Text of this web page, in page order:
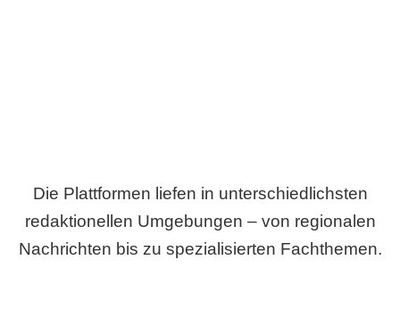
Die Plattformen liefen in unterschiedlichsten
redaktionellen Umgebungen – von regionalen
Nachrichten bis zu spezialisierten Fachthemen.